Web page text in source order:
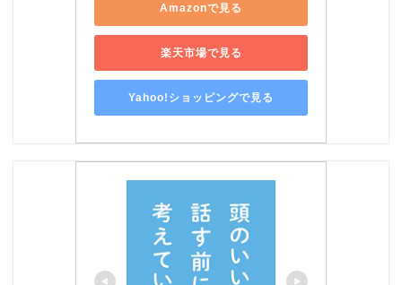
Amazonで見る
楽天市場で見る
Yahoo!ショッピングで見る